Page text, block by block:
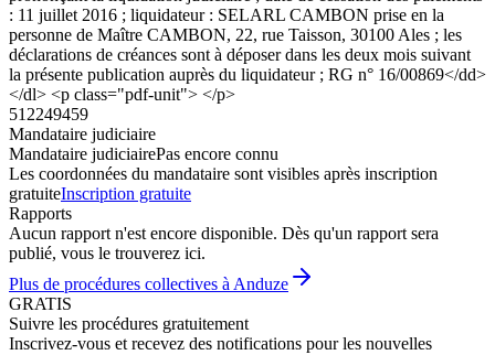
: 11 juillet 2016 ; liquidateur : SELARL CAMBON prise en la
personne de Maître CAMBON, 22, rue Taisson, 30100 Ales ; les
déclarations de créances sont à déposer dans les deux mois suivant
la présente publication auprès du liquidateur ; RG n° 16/00869</dd>
</dl> <p class="pdf-unit"> </p>
512249459
Mandataire judiciaire
Mandataire judiciairePas encore connu
Les coordonnées du mandataire sont visibles après inscription
gratuiteInscription gratuite
Rapports
Aucun rapport n'est encore disponible. Dès qu'un rapport sera
publié, vous le trouverez ici.
Plus de procédures collectives à Anduze
GRATIS
Suivre les procédures gratuitement
Inscrivez-vous et recevez des notifications pour les nouvelles